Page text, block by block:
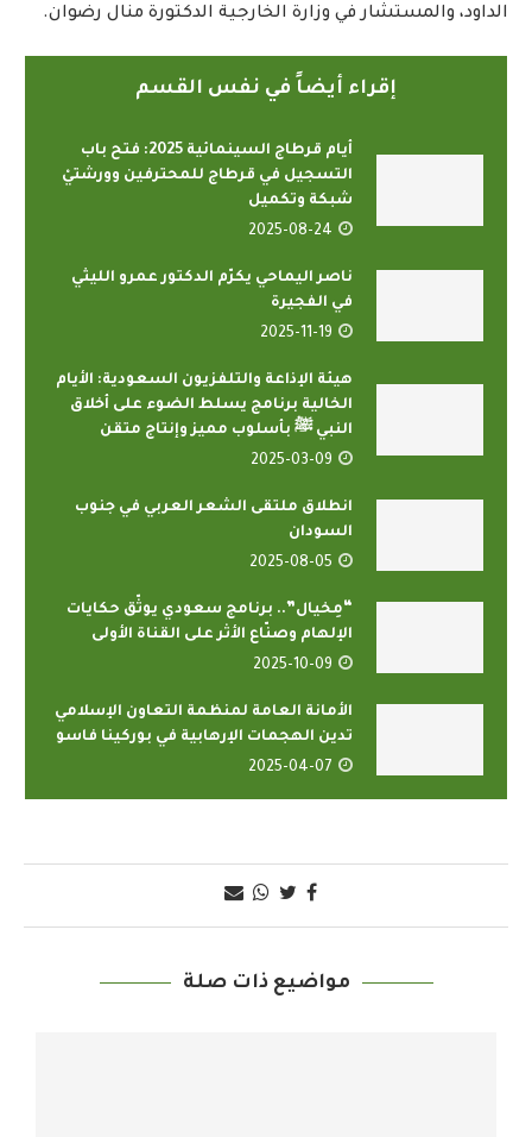
الداود، والمستشار في وزارة الخارجية الدكتورة منال رضوان.
إقراء أيضاً في نفس القسم
أيام قرطاج السينمائية 2025: فتح باب
التسجيل في قرطاج للمحترفين وورشتيْ
شبكة وتكميل
2025-08-24
ناصر اليماحي يكرّم الدكتور عمرو الليثي
في الفجيرة
2025-11-19
هيئة الإذاعة والتلفزيون السعودية: الأيام
الخالية برنامج يسلط الضوء على أخلاق
النبي ﷺ بأسلوب مميز وإنتاج متقن
2025-03-09
انطلاق ملتقى الشعر العربي في جنوب
السودان
2025-08-05
“مِخيال”.. برنامج سعودي يوثّق حكايات
الإلهام وصنّاع الأثر على القناة الأولى
2025-10-09
الأمانة العامة لمنظمة التعاون الإسلامي
تدين الهجمات الإرهابية في بوركينا فاسو
2025-04-07
مواضيع ذات صلة